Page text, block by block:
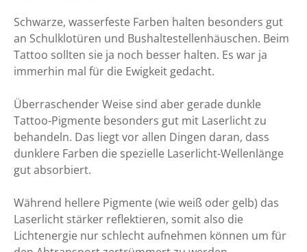
Schwarze, wasserfeste Farben halten besonders gut
an Schulklotüren und Bushaltestellenhäuschen. Beim
Tattoo sollten sie ja noch besser halten. Es war ja
immerhin mal für die Ewigkeit gedacht.
Überraschender Weise sind aber gerade dunkle
Tattoo-Pigmente besonders gut mit Laserlicht zu
behandeln. Das liegt vor allen Dingen daran, dass
dunklere Farben die spezielle Laserlicht-Wellenlänge
gut absorbiert.
Während hellere Pigmente (wie weiß oder gelb) das
Laserlicht stärker reflektieren, somit also die
Lichtenergie nur schlecht aufnehmen können um für